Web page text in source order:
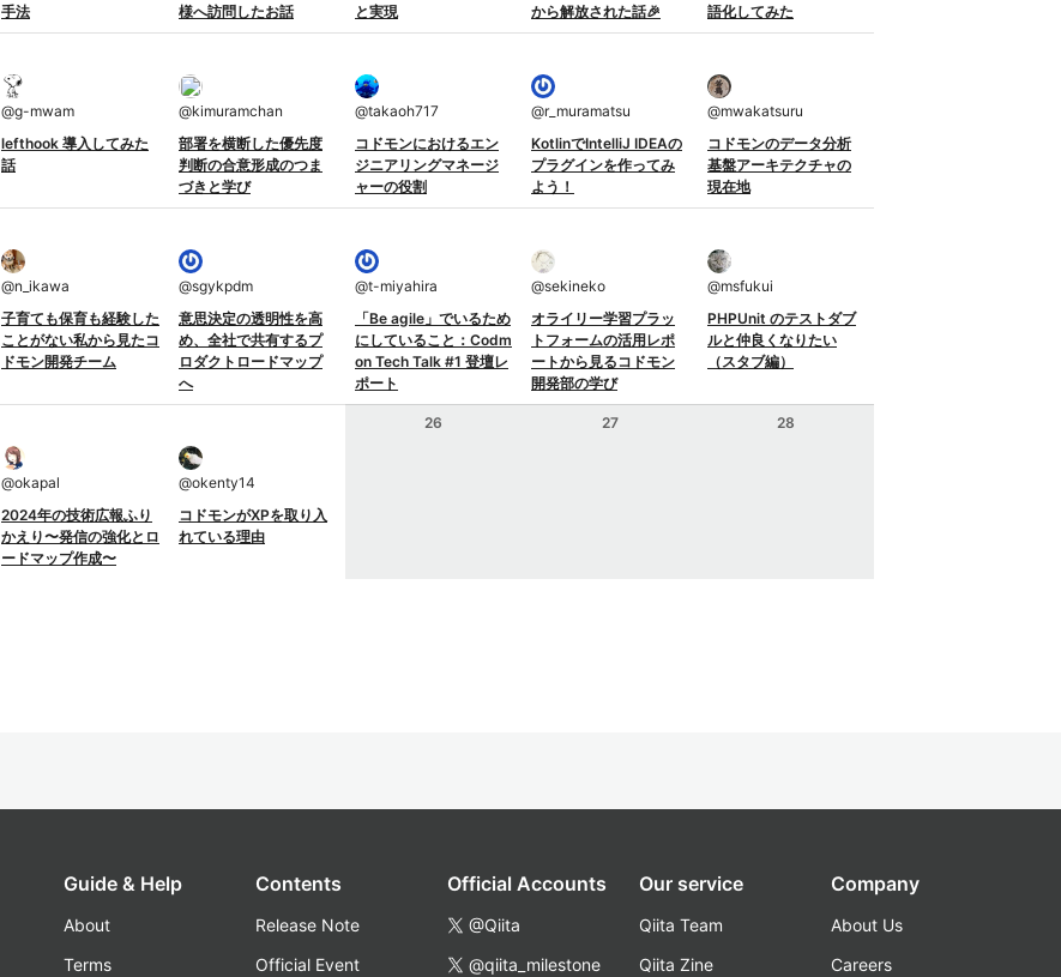
手法
様へ訪問したお話
と実現
から解放された話🎉
語化してみた
@g-mwam
lefthook 導入してみた
話
@kimuramchan
部署を横断した優先度
判断の合意形成のつま
づきと学び
@takaoh717
コドモンにおけるエン
ジニアリングマネージ
ャーの役割
@r_muramatsu
KotlinでIntelliJ IDEAの
プラグインを作ってみ
よう！
@mwakatsuru
コドモンのデータ分析
基盤アーキテクチャの
現在地
@n_ikawa
子育ても保育も経験した
ことがない私から見たコ
ドモン開発チーム
@sgykpdm
意思決定の透明性を高
め、全社で共有するプ
ロダクトロードマップ
へ
@t-miyahira
「Be agile」でいるため
にしていること：Codm
on Tech Talk #1 登壇レ
ポート
@sekineko
オライリー学習プラッ
トフォームの活用レポ
ートから見るコドモン
開発部の学び
@msfukui
PHPUnit のテストダブ
ルと仲良くなりたい
（スタブ編）
@okapal
2024年の技術広報ふり
かえり〜発信の強化とロ
ードマップ作成〜
@okenty14
コドモンがXPを取り入
れている理由
26 27 28
Guide & Help
About
Terms
Contents
Release Note
Official Event
Official Accounts
@Qiita
@qiita_milestone
Our service
Qiita Team
Qiita Zine
Company
About Us
Careers